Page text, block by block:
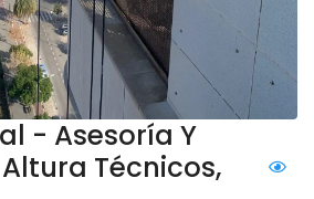
- Asesoría Y
Técnicos,